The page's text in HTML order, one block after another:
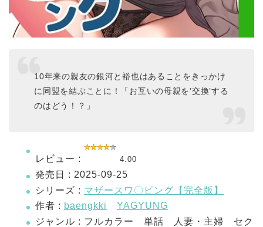
10年来の親友の銀河と裕也はあることをきっかけ
に同盟を結ぶことに！「お互いの母親を’交換’する
のはどう！？」
レビュー : 4.00
発売日 : 2025-09-25
シリーズ : マザースワ〇ピング【完全版】
作者 : baengkki
YAGYUNG
ジャンル : フルカラー 単話 人妻・主婦 セク